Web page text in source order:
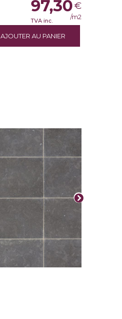
AJOUTER AU PANIER
97,30€
TVA inc. /m2